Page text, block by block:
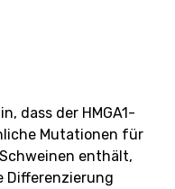
dass der HMGA1-
Mutationen für
enthält,
Differenzierung